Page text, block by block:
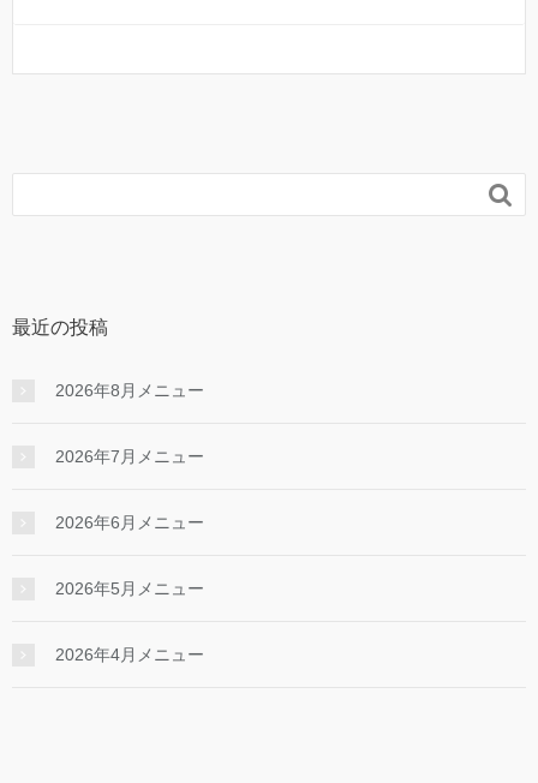

最近の投稿
2026年8月メニュー
2026年7月メニュー
2026年6月メニュー
2026年5月メニュー
2026年4月メニュー